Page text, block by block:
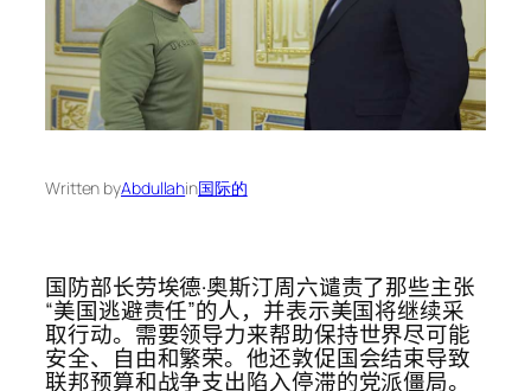
Written byAbdullahin国际的
国防部长劳埃德·奥斯汀周六谴责了那些主张
“美国逃避责任”的人，并表示美国将继续采
取行动。需要领导力来帮助保持世界尽可能
安全、自由和繁荣。他还敦促国会结束导致
联邦预算和战争支出陷入停滞的党派僵局。